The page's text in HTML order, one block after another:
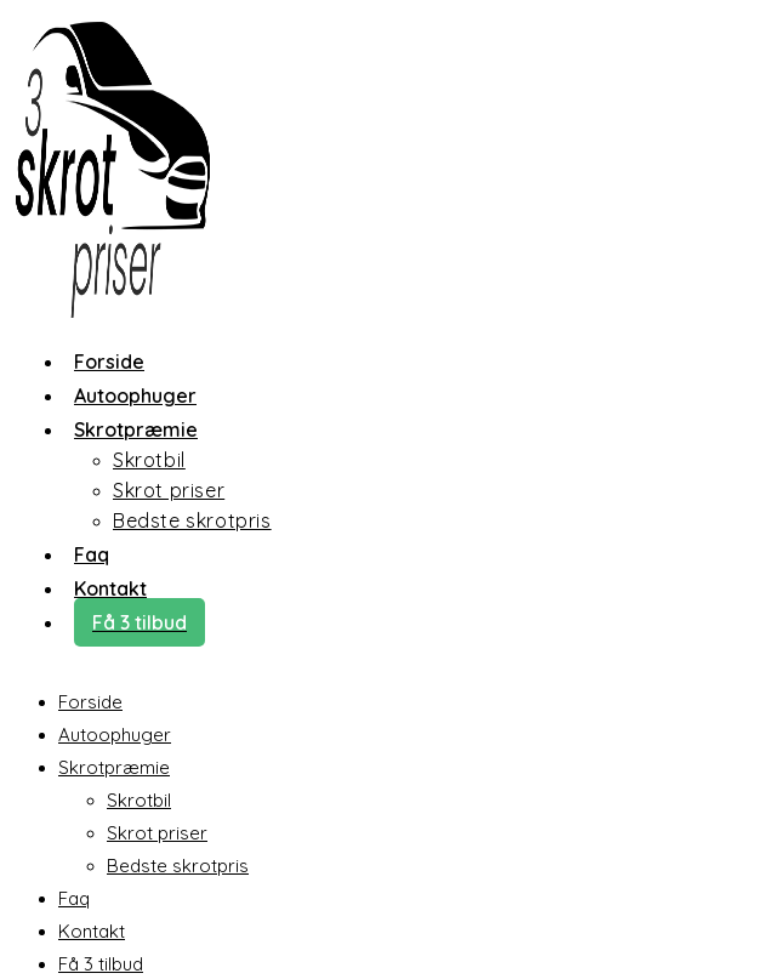
content
Forside
Autoophuger
Skrotpræmie
Skrotbil
Skrot priser
Bedste skrotpris
Faq
Kontakt
Få 3 tilbud
Forside
Autoophuger
Skrotpræmie
Skrotbil
Skrot priser
Bedste skrotpris
Faq
Kontakt
Få 3 tilbud